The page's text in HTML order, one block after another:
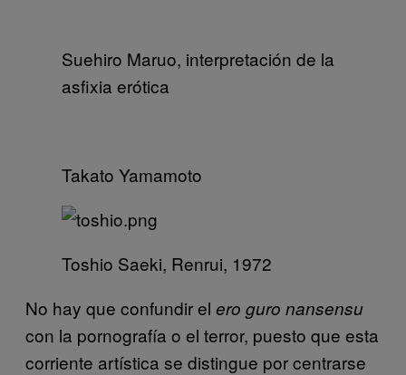
Suehiro Maruo, interpretación de la
asfixia erótica
Takato Yamamoto
Toshio Saeki, Renrui, 1972
No hay que confundir el ero guro nansensu
con la pornografía o el terror, puesto que esta
corriente artística se distingue por centrarse